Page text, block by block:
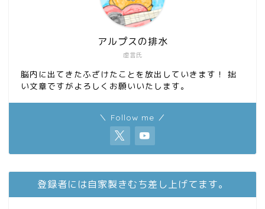
虚言氏
アルプスの排水
脳内に出てきたふざけたことを放出していきます！ 拙
い文章ですがよろしくお願いいたします。
＼ Follow me ／
登録者には自家製きむち差し上げてます。